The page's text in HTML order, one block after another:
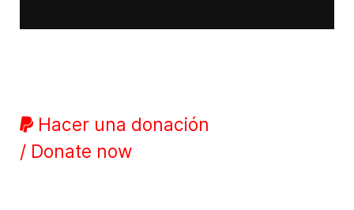
Hacer una donación
/ Donate now